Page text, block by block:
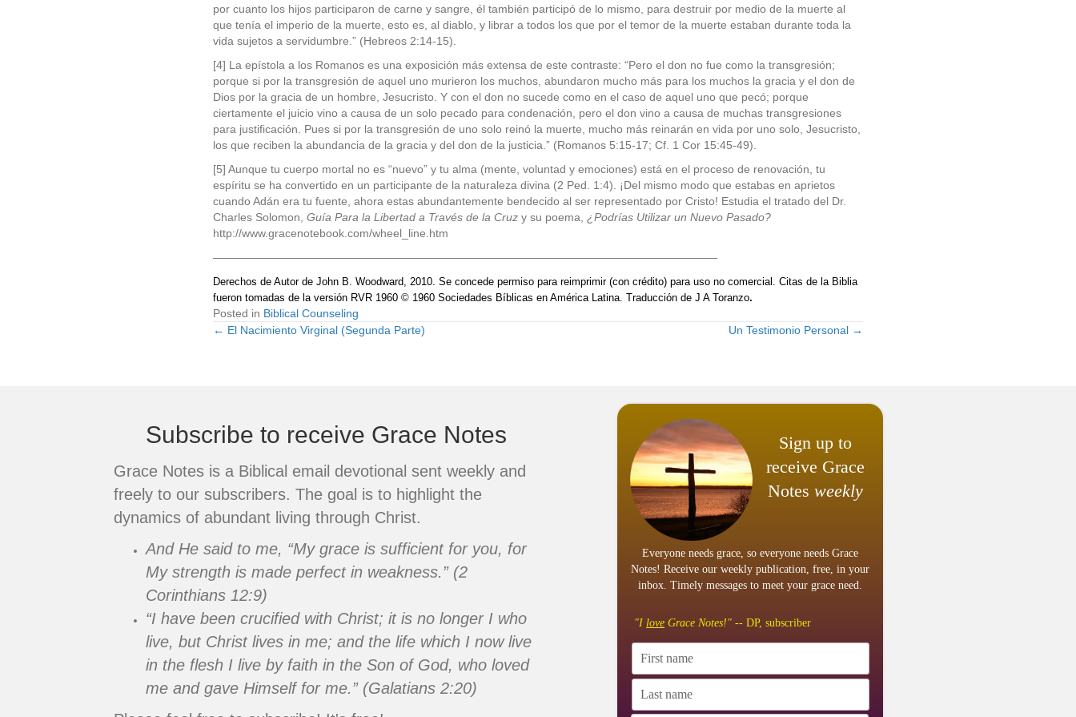
por cuanto los hijos participaron de carne y sangre, él también participó de lo mismo, para destruir por medio de la muerte al
que tenía el imperio de la muerte, esto es, al diablo, y librar a todos los que por el temor de la muerte estaban durante toda la
vida sujetos a servidumbre.” (Hebreos 2:14-15).
[4] La epístola a los Romanos es una exposición más extensa de este contraste: “Pero el don no fue como la transgresión;
porque si por la transgresión de aquel uno murieron los muchos, abundaron mucho más para los muchos la gracia y el don de
Dios por la gracia de un hombre, Jesucristo. Y con el don no sucede como en el caso de aquel uno que pecó; porque
ciertamente el juicio vino a causa de un solo pecado para condenación, pero el don vino a causa de muchas transgresiones
para justificación. Pues si por la transgresión de uno solo reinó la muerte, mucho más reinarán en vida por uno solo, Jesucristo,
los que reciben la abundancia de la gracia y del don de la justicia.” (Romanos 5:15-17; Cf. 1 Cor 15:45-49).
[5] Aunque tu cuerpo mortal no es “nuevo” y tu alma (mente, voluntad y emociones) está en el proceso de renovación, tu
espíritu se ha convertido en un participante de la naturaleza divina (2 Ped. 1:4). ¡Del mismo modo que estabas en aprietos
cuando Adán era tu fuente, ahora estas abundantemente bendecido al ser representado por Cristo! Estudia el tratado del Dr.
Charles Solomon, Guía Para la Libertad a Través de la Cruz y su poema, ¿Podrías Utilizar un Nuevo Pasado?
http://www.gracenotebook.com/wheel_line.htm
—————————————————————————————————————————————
Derechos de Autor de John B. Woodward, 2010. Se concede permiso para reimprimir (con crédito) para uso no comercial. Citas de la Biblia
fueron tomadas de la versión RVR 1960 © 1960 Sociedades Bíblicas en América Latina. Traducción de J A Toranzo.
Posted in Biblical Counseling
Posts
← El Nacimiento Virginal (Segunda Parte) Un Testimonio Personal →
Subscribe to receive Grace Notes
Grace Notes is a Biblical email devotional sent weekly and
freely to our subscribers. The goal is to highlight the
dynamics of abundant living through Christ.
And He said to me, “My grace is sufficient for you, for
My strength is made perfect in weakness.” (2
Corinthians 12:9)
“I have been crucified with Christ; it is no longer I who
live, but Christ lives in me; and the life which I now live
in the flesh I live by faith in the Son of God, who loved
me and gave Himself for me.” (Galatians 2:20)
Sign up to
receive Grace
Notes weekly
Everyone needs grace, so everyone needs Grace
Notes! Receive our weekly publication, free, in your
inbox. Timely messages to meet your grace need.
"I love Grace Notes!" -- DP, subscriber